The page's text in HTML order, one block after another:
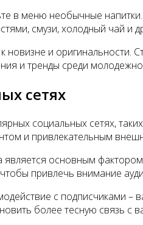
в меню необычные
смузи, холодный чай и
новизне и
и тренды среди
сетях
социальных сетях,
и привлекательным
является основным
привлечь внимание
с подписчиками
более тесную связь